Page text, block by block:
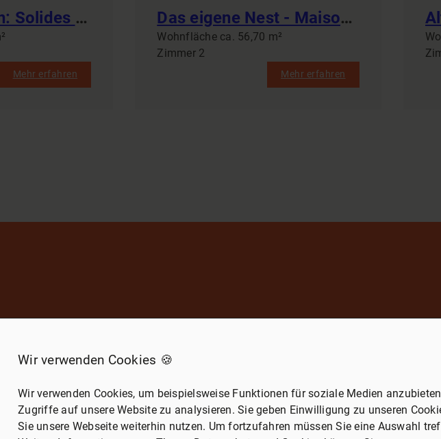
Zentrum Nauen: Solides Libella-Haus 115 m² mit Kamin & Doppelgarage – Gestalten Sie Ihr Wohnglück!
Mehr erfahren
Das eigene Nest - Maisonette-Wohnung mit Sonnenbalkon 57 m² Weißenfels-West frei nach Vereinbarung
Wohnfläche ca. 56,70 m²
Zimmer 2
Mehr erfahren
beste Werbung!Hier finden Sie Bewertungen unserer Kunden und unsere
und erfahren Sie mehr über unsere Leistungen aus erster Hand.
Wir verwenden Cookies 🍪
Wir verwenden Cookies, um beispielsweise Funktionen für soziale Medien
Zugriffe auf unsere Website zu analysieren. Sie geben Einwilligung zu unseren
Sie unsere Webseite weiterhin nutzen. Um fortzufahren müssen Sie eine Auswahl